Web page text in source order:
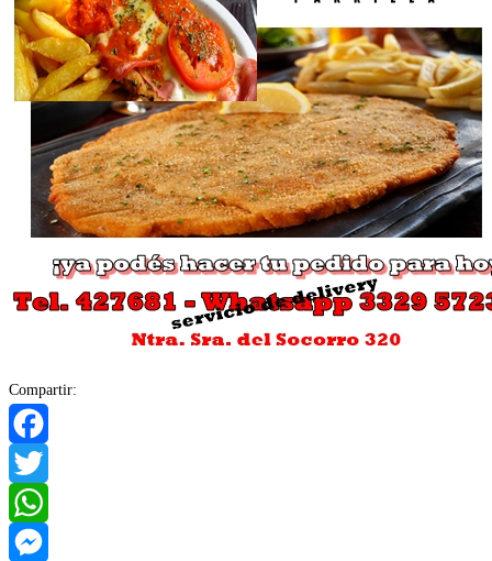
Compartir:
Facebook
Twitter
WhatsApp